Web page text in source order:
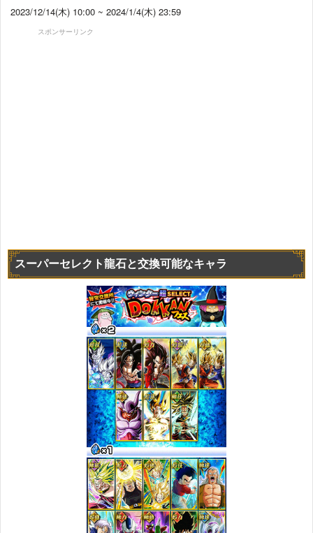
2023/12/14(木) 10:00 ~ 2024/1/4(木) 23:59
スポンサーリンク
スーパーセレクト龍石と交換可能なキャラ